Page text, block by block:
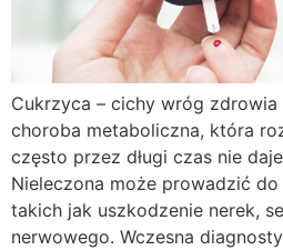
Cukrzyca – cichy wróg zdrowia
choroba metaboliczna, która
często przez długi czas nie
Nieleczona może prowadzić do
takich jak uszkodzenie nerek,
nerwowego. Wczesna